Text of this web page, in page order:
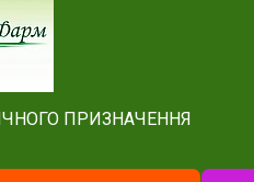
ПРИЗНАЧЕННЯ